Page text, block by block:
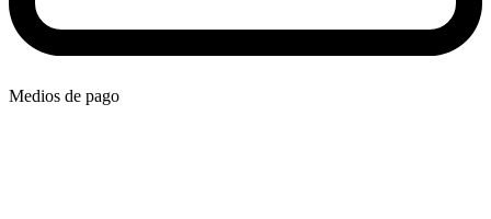
Medios de pago